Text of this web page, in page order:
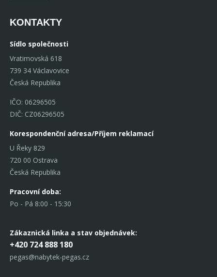
KONTAKTY
Sídlo společnosti
Vratimovská 618
739 34 Václavovice
Česká Republika
IČO: 06296505
DIČ: CZ06296505
Korespondenční adresa/Příjem reklamací
U Řeky 829
720 00 Ostrava
Česká Republika
Pracovní doba:
Po - Pá 8:00 - 15:30
Zákaznická linka a stav objednávek:
+420 724 888 180
pegas@nabytek-pegas.cz